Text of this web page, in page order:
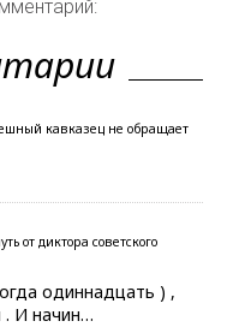
кавказец не обращает
от диктора советского
одиннадцать ) ,
. И начин…